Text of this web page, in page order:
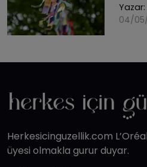
Yazar:
04/
Herkesicinguzellik.com
üyesi olmakla gurur duyar.